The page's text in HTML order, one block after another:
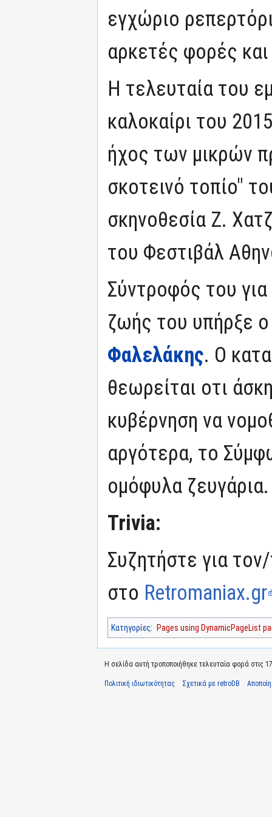
εγχώριο
αρκετές φορές
Η τελευταία του
καλοκαίρι του
ήχος των μικρών
σκοτεινό τοπίο"
σκηνοθεσία Ζ.
του Φεστιβάλ
Σύντροφός του
ζωής του υπήρξε
Φαλελάκης. Ο
θεωρείται οτι
κυβέρνηση να
αργότερα, το
ομόφυλα ζευγάρια.
Trivia:
Συζητήστε για
στο Retromaniax.gr
Κατηγορίες: Pages using DynamicPageList
Η σελίδα αυτή τροποποιήθηκε τελευταία φορά στις
Πολιτική ιδιωτικότητας Σχετικά με retroDB